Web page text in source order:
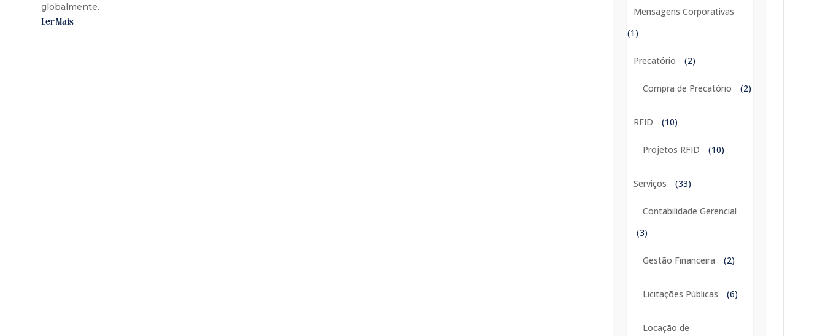
globalmente.
Ler Mais
Mensagens Corporativas
(1)
Precatório (2)
Compra de Precatório (2)
RFID (10)
Projetos RFID (10)
Serviços (33)
Contabilidade Gerencial
(3)
Gestão Financeira (2)
Licitações Públicas (6)
Locação de